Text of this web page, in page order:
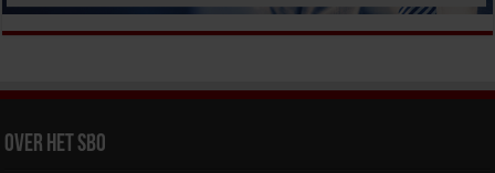
Over het SBO